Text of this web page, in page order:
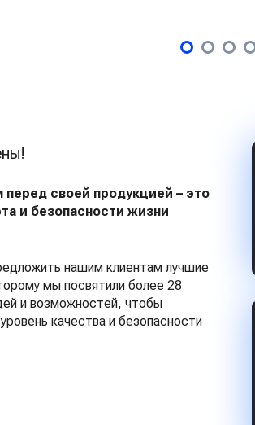
своей продукцией – это
и безопасности жизни
нашим клиентам лучшие
мы посвятили более 28
и возможностей, чтобы
качества и безопасности